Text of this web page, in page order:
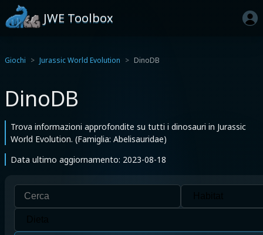
JWE Toolbox
Giochi Jurassic World Evolution DinoDB
DinoDB
Trova informazioni approfondite su tutti i dinosauri in Jurassic
World Evolution. (Famiglia: Abelisauridae)
Data ultimo aggiornamento: 2023-08-18